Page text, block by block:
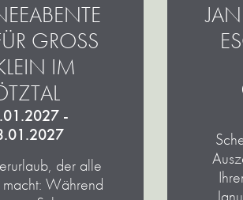
GROSS &
IM Ö
-
der alle
Während